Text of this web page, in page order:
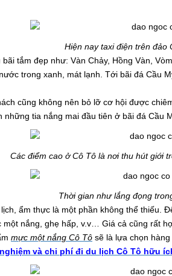
Hiện nay taxi điện trên đảo
bãi tắm đẹp như: Vàn Chảy, Hồng Vàn,
trong xanh, mát lạnh. Tới bãi đá Cầu
cũng không nên bỏ lỡ cơ hội được
những tia nắng mai đầu tiên ở bãi đá Cầu
Các điểm cao ở Cô Tô là nơi thu hút giới
Thời gian như lắng đọng
ẩm thực là một phần không thể
nắng, ghẹ hấp, v.v… Giá cả cũng rất
mực một nắng Cô Tô sẽ là lựa chọn hàng
và chi phí đi du lịch Cô Tô hữu